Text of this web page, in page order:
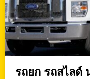
รถยก รถสไลด์